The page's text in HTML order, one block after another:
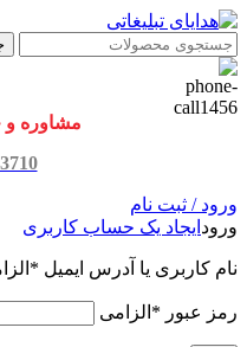
مشاوره و
ورود / ثبت نام
ورود ایجاد یک حساب کاربری
نام کاربری یا آدرس ایمیل *
رمز عبور * الزامی